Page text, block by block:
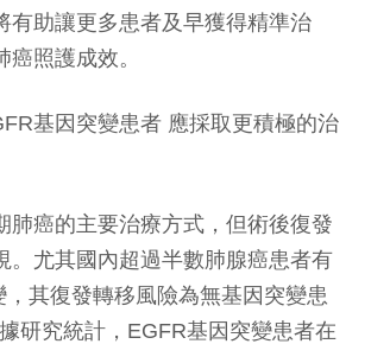
有助讓更多患者及早獲得精準治
照護成效。
基因突變患者 應採取更積極的治
肺癌的主要治療方式，但術後復發
。尤其國內超過半數肺腺癌患者有
，其復發轉移風險為無基因突變患
研究統計，EGFR基因突變患者在